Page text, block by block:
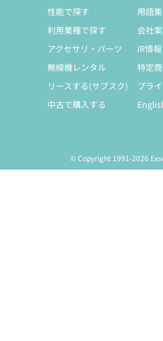
性能で探す
利用業種で探す
アクセサリ・パーツ
無線機レンタル
リースする(サブスク)
中古で購入する
用語集
会社
IR情報
特定
プラ
© Copyright 1991-2026